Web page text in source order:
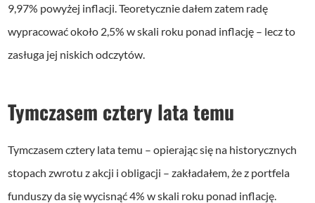
9,97% powyżej inflacji. Teoretycznie dałem zatem radę
wypracować około 2,5% w skali roku ponad inflację – lecz to
zasługa jej niskich odczytów.
Tymczasem cztery lata temu
Tymczasem cztery lata temu – opierając się na historycznych
stopach zwrotu z akcji i obligacji – zakładałem, że z portfela
funduszy da się wycisnąć 4% w skali roku ponad inflację.